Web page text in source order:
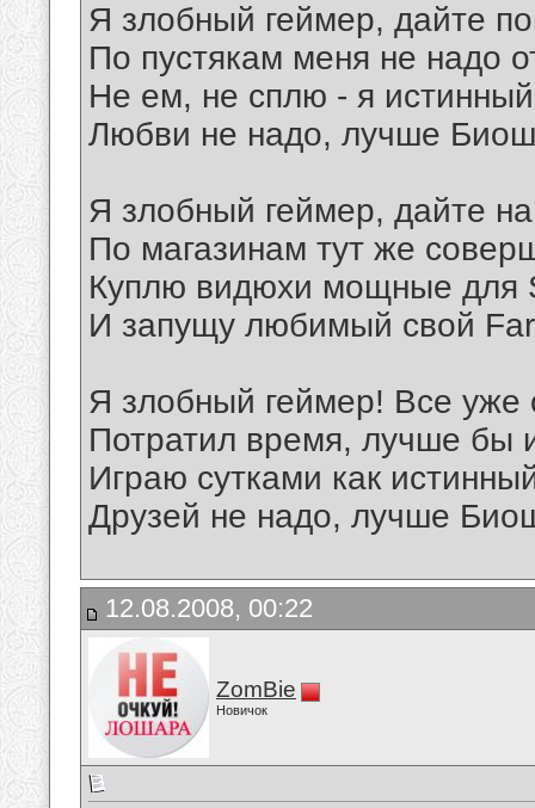
Я злобный геймер, дайте
По пустякам меня не надо
Не ем, не сплю - я истинный
Любви не надо, лучше
Я злобный геймер, дайте
По магазинам тут же
Куплю видюхи мощные для
И запущу любимый свой
Я злобный геймер! Все уже
Потратил время, лучше бы
Играю сутками как
Друзей не надо, лучше
12.08.2008, 00:22
ZomBie
Новичок